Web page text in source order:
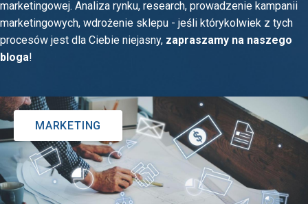
marketingowej. Analiza rynku, research, prowadzenie kampanii
marketingowych, wdrożenie sklepu - jeśli którykolwiek z tych
procesów jest dla Ciebie niejasny, zapraszamy na naszego
bloga!
MARKETING